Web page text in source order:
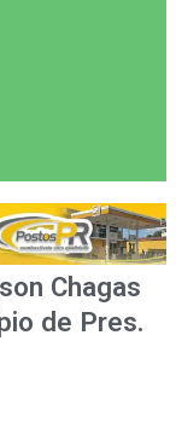
Chagas
de Pres.